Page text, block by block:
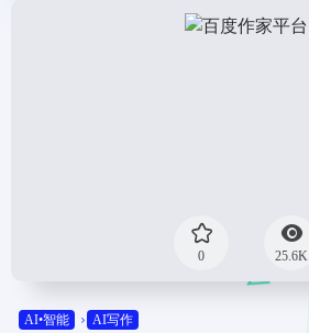
0 25.6K
AI•智能 AI写作